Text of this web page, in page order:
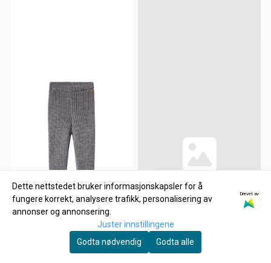
Dette nettstedet bruker informasjonskapsler for å
fungere korrekt, analysere trafikk, personalisering av
annonser og annonsering.
Drevet av
Juster innstillingene
Godta nødvendig
Godta alle